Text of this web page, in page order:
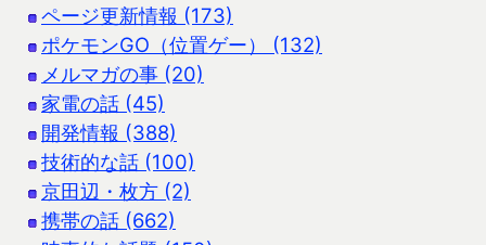
ページ更新情報 (173)
ポケモンGO（位置ゲー） (132)
メルマガの事 (20)
家電の話 (45)
開発情報 (388)
技術的な話 (100)
京田辺・枚方 (2)
携帯の話 (662)